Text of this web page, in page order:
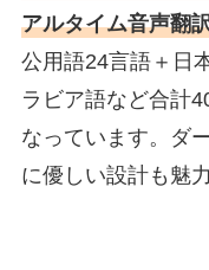
アルタイム音声翻
公用語24言語＋日
ラビア語など合計
なっています。ダ
に優しい設計も魅力